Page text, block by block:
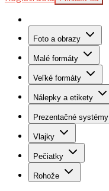
Foto a obrazy
Malé formáty
Veľké formáty
Nálepky a etikety
Prezentačné systémy
Vlajky
Pečiatky
Rohože